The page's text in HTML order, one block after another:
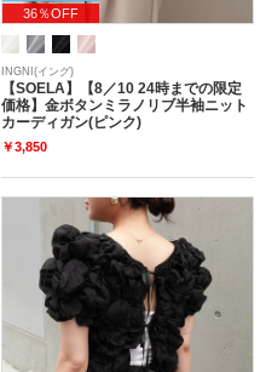
36％OFF
INGNI(イング)
【SOELA】【8／10 24時までの限定
価格】金ボタンミラノリブ半袖ニット
カーディガン(ピンク)
￥3,850